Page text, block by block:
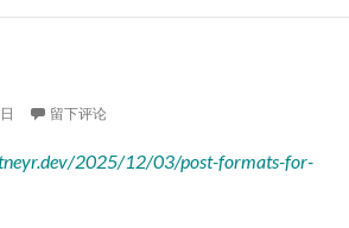
留下评论
2025/12/03/post-formats-for-